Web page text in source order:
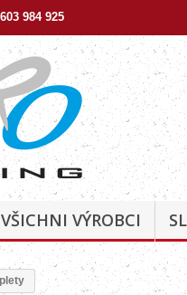
984 925
VŠICHNI VÝROBCI